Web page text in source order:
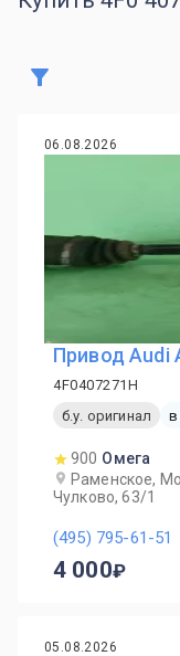
06.08.2026
Привод Audi
4F0407271H
б.у. оригинал
в
900 Омега
Раменское,
Чулково, 63/1
(495) 795-61-51
4 000
05.08.2026